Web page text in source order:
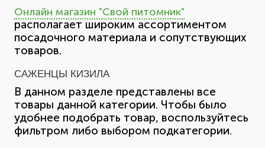
Онлайн магазин "Свой питомник"
располагает широким ассортиментом
посадочного материала и сопутствующих
товаров.
САЖЕНЦЫ КИЗИЛА
В данном разделе представлены все
товары данной категории. Чтобы было
удобнее подобрать товар, воспользуйтесь
фильтром либо выбором подкатегории.